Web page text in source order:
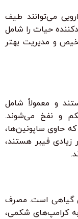
می‌توانند طیف
حیات را شامل
و مدیریت بهتر
و معمولاً شامل
و نفخ می‌شوند.
حاوی ساپونین‌ها،
زیادی فیبر هستند،
گیاهی است. مصرف
به کرامپ‌های شکمی،